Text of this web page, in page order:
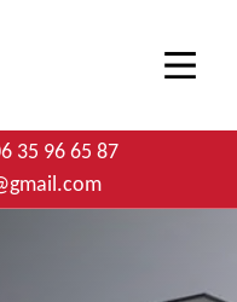
35 96 65 87